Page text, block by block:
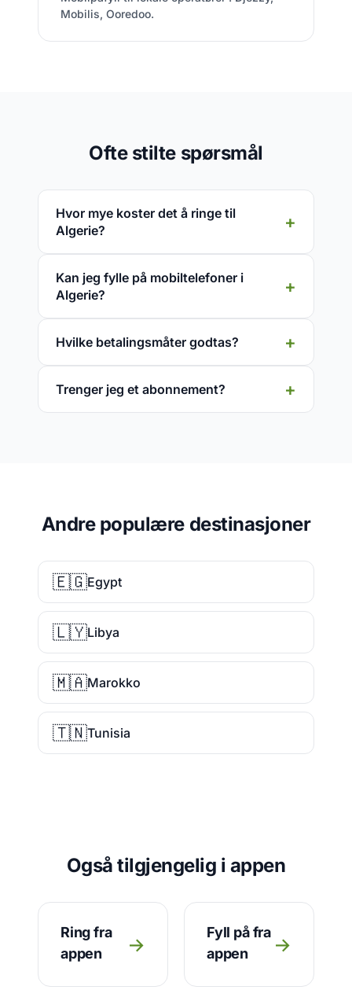
Mobilis, Ooredoo.
Ofte stilte spørsmål
Hvor mye koster det å ringe til
Algerie?
Kan jeg fylle på mobiltelefoner i
Algerie?
Hvilke betalingsmåter godtas?
Trenger jeg et abonnement?
Andre populære destinasjoner
🇪🇬Egypt
🇱🇾Libya
🇲🇦Marokko
🇹🇳Tunisia
Også tilgjengelig i appen
Ring fra
appen
→
Fyll på fra
appen
→